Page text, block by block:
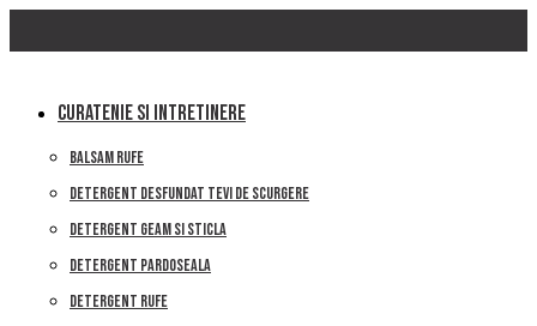
CURATENIE SI INTRETINERE
BALSAM RUFE
DETERGENT DESFUNDAT TEVI DE SCURGERE
DETERGENT GEAM SI STICLA
DETERGENT PARDOSEALA
DETERGENT RUFE